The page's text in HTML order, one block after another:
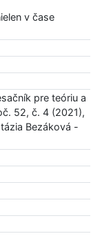
v čase
pre teóriu a
52, č. 4 (2021),
Bezáková -